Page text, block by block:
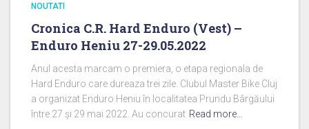
NOUTATI
Cronica C.R. Hard Enduro (Vest) –
Enduro Heniu 27-29.05.2022
Anul acesta marcam o premiera, o etapa regionala de
Hard Enduro care dureaza trei zile. Clubul Master Bike Cluj
a organizat Enduro Heniu în localitatea Prundu Bârgăului
între 27 și 29 mai 2022. Au concurat Read more…